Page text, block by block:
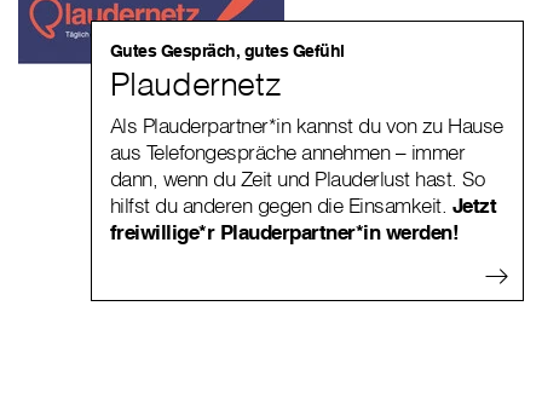
Gutes Gespräch, gutes Gefühl
Plaudernetz
Als Plauderpartner*in kannst du von zu Hause
aus Telefongespräche annehmen – immer
dann, wenn du Zeit und Plauderlust hast. So
hilfst du anderen gegen die Einsamkeit. Jetzt
freiwillige*r Plauderpartner*in werden!